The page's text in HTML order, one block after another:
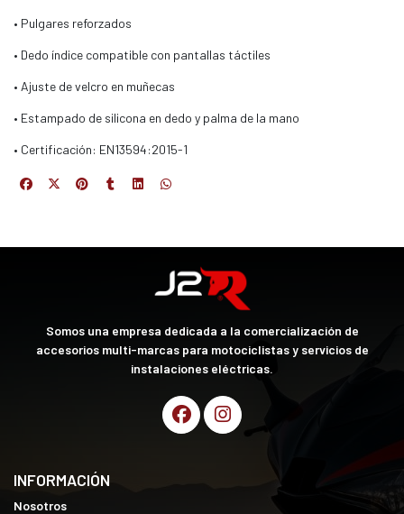
• Pulgares reforzados
• Dedo índice compatible con pantallas táctiles
• Ajuste de velcro en muñecas
• Estampado de silicona en dedo y palma de la mano
• Certificación: EN13594:2015-1
Somos una empresa dedicada a la comercialización de
accesorios multi-marcas para motociclistas y servicios de
instalaciones eléctricas.
INFORMACIÓN
Nosotros